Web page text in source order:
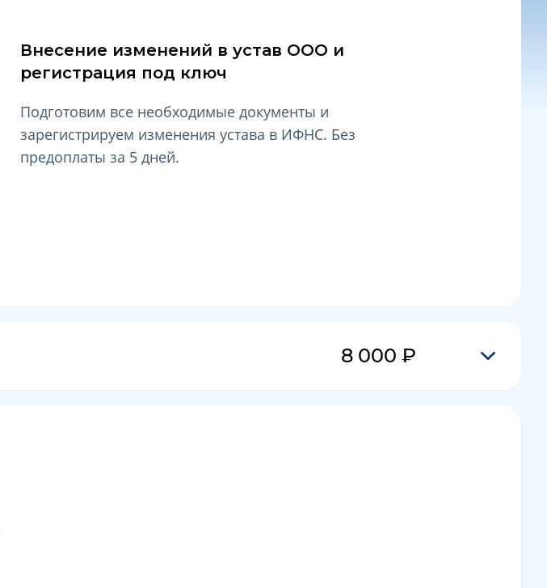
Внесение изменений в устав ООО и
регистрация под ключ
Подготовим все необходимые документы и
зарегистрируем изменения устава в ИФНС. Без
предоплаты за 5 дней.
8 000 ₽